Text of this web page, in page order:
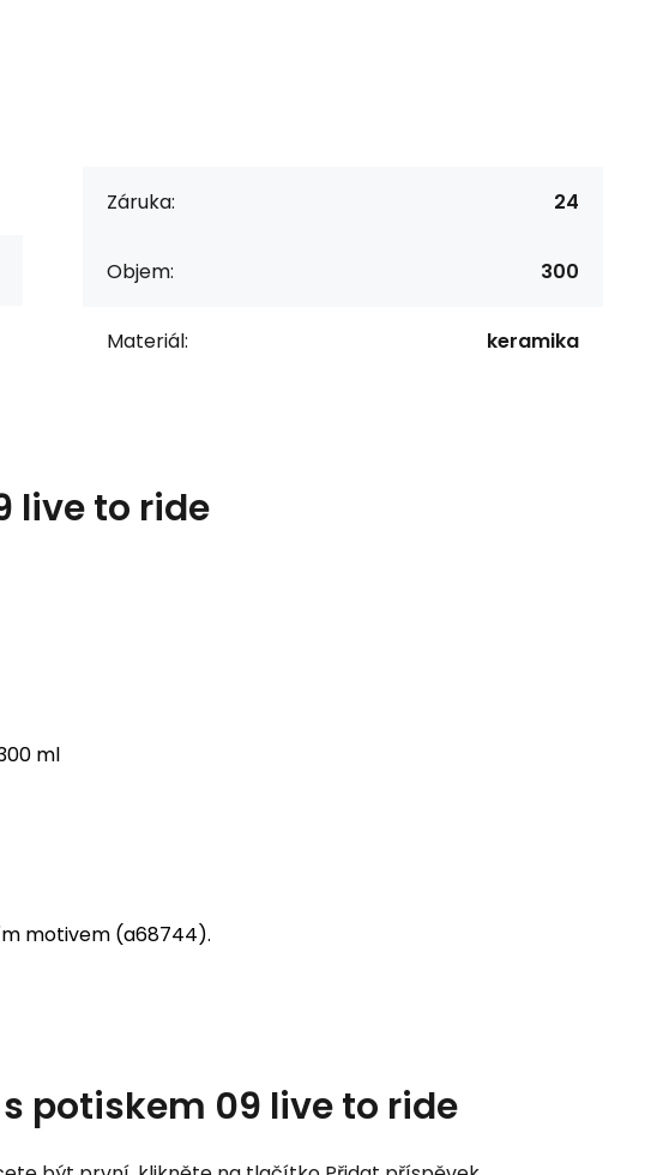
Záruka: 24
Objem: 300
Materiál: keramika
live to ride
ml
motivem (a68744).
potiskem 09 live to ride